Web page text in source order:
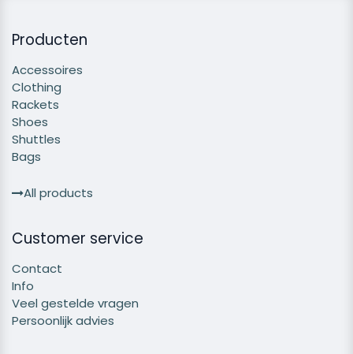
Producten
Accessoires
Clothing
Rackets
Shoes
Shuttles
Bags
All products
Customer service
Contact
Info
Veel gestelde vragen
Persoonlijk advies